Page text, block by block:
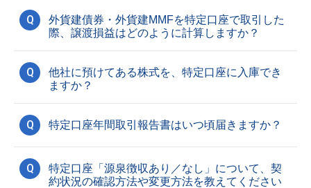
Q
外貨建債券・外貨建MMFを特定口座で取引した
際、譲渡損益はどのように計算しますか？
Q
他社に預けてある株式を、特定口座に入庫でき
ますか？
Q 特定口座年間取引報告書はいつ頃届きますか？
Q
特定口座「源泉徴収あり／なし」について、契
約状況の確認方法や変更方法を教えてください